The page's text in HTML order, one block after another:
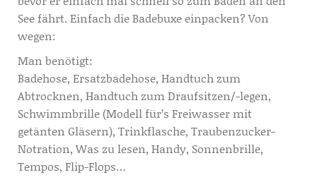
See fährt. Einfach die Badebuxe einpacken? Von
wegen:
Man benötigt:
Badehose, Ersatzbadehose, Handtuch zum
Abtrocknen, Handtuch zum Draufsitzen/-legen,
Schwimmbrille (Modell für’s Freiwasser mit
getänten Gläsern), Trinkflasche, Traubenzucker-
Notration, Was zu lesen, Handy, Sonnenbrille,
Tempos, Flip-Flops…